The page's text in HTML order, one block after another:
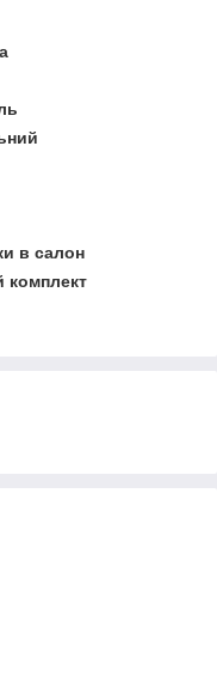
в салон
комплект